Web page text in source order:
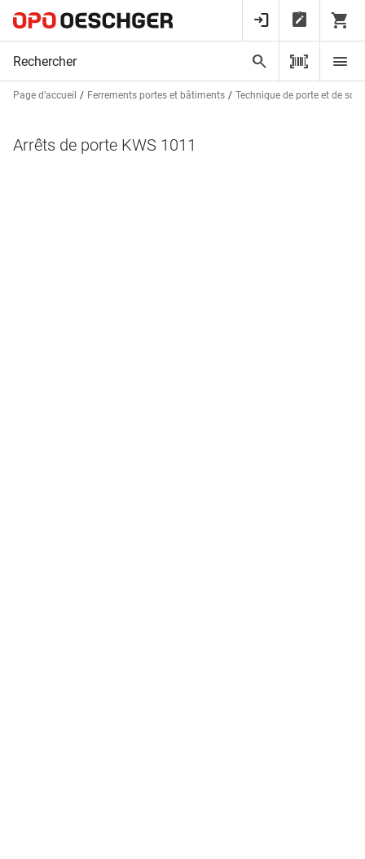
Page d’accueil Ferrements portes et bâtiments Technique de porte et de
Arrêts de porte KWS 1011